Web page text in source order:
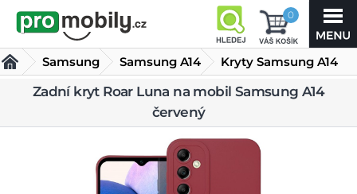
0
Samsung Samsung A14
Kryty Samsung A14
Zadní kryt Roar
Zadní kryt Roar Luna na mobil Samsung A14
červený